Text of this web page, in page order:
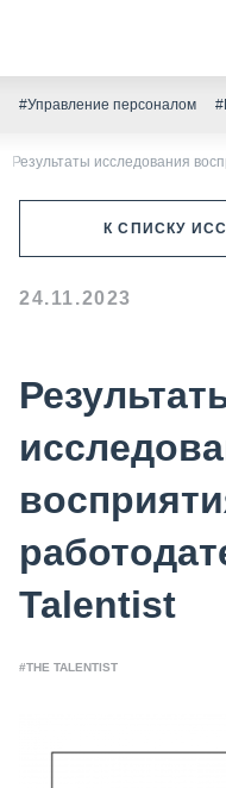
#Управление персоналом
Результаты исследования
К СПИСКУ
24.11.2023
Talentist
#THE TALENTIST